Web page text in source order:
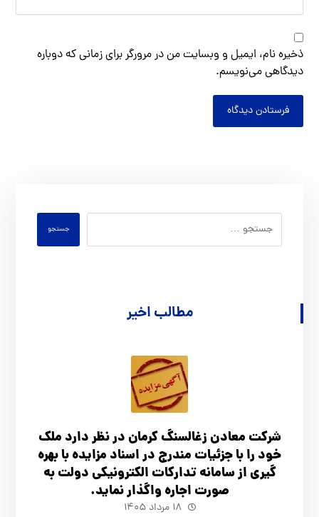
ذخیره نام، ایمیل و وبسایت من در مرورگر برای زمانی که دوباره
دیدگاهی می‌نویسم.
فرستادن دیدگاه
جستجو
مطالب اخیر
شرکت معادن زغالسنگ کرمان در نظر دارد ملک
خود را با جزئیات مندرج در اسناد مزایده با بهره
گیری از سامانه تدارکات الکترونیکی دولت به
صورت اجاره واگذار نماید.
۱۸ مرداد ۱۴۰۵